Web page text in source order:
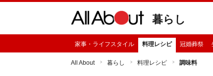
暮らし
家事・ライフスタイル 料理レシピ 冠婚葬祭
All About 暮らし 料理レシピ 調味料